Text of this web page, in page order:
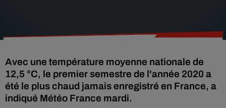
Avec une température moyenne nationale de
12,5 °C, le premier semestre de l'année 2020 a
été le plus chaud jamais enregistré en France, a
indiqué Météo France mardi.